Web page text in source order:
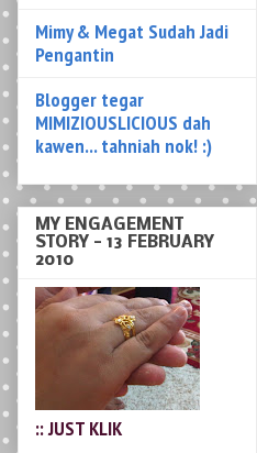
MIMIZIOUSLICIOUS dah
kawen... tahniah nok! :)
MY ENGAGEMENT
STORY - 13 FEBRUARY
:: JUST KLIK
MY ENGAGEMENT
COVERAGE BLOGSTORY